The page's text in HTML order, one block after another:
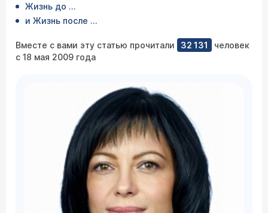
Жизнь до ...
и Жизнь после ...
Вместе с вами эту статью прочитали 32 131
человек
с 18 мая 2009 года